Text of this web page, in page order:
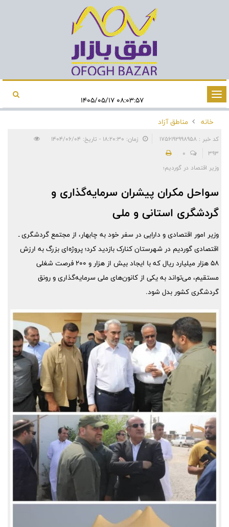
تغییر
وضعیت
ناوبری
خانه
مناطق آزاد
کد خبر : 1756192998958
زمان: ۱۸:۲۰:۳۰ - تاریخ: ۱۴۰۴/۰۶/۰۴
393
0
وزیر اقتصاد در گوردیم؛
سواحل مکران پیشران سرمایه‌گذاری و
گردشگری استانی و ملی
وزیر امور اقتصادی و دارایی در سفر خود به چابهار، از مجتمع گردشگری ـ
اقتصادی گوردیم در شهرستان کنارک بازدید کرد؛ پروژه‌ای بزرگ به ارزش
۵۸ هزار میلیارد ریال که با ایجاد بیش از هزار و ۲۰۰ فرصت شغلی
مستقیم، می‌تواند به یکی از کانون‌های ملی سرمایه‌گذاری و رونق
گردشگری کشور بدل شود.